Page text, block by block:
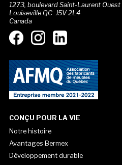
1273, boulevard Saint-Laurent Ouest
Louiseville QC J5V 2L4
Canada
CONÇU POUR LA VIE
Notre histoire
Avantages Bermex
Développement durable